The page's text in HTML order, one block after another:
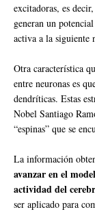
excitadoras, es
generan un
activa a la siguiente
Otra característica
entre neuronas es
dendríticas. Estas
Nobel Santiago
“espinas” que se
La información
avanzar en el
actividad del
ser aplicado para